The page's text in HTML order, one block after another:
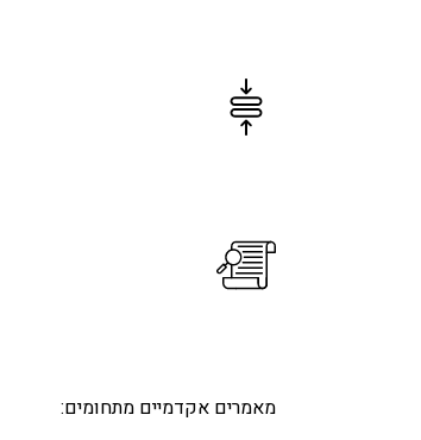
מאמרים אקדמיים מתחומים: